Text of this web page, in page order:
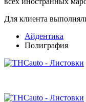
Для клиента
Айдентика
Полиграфия